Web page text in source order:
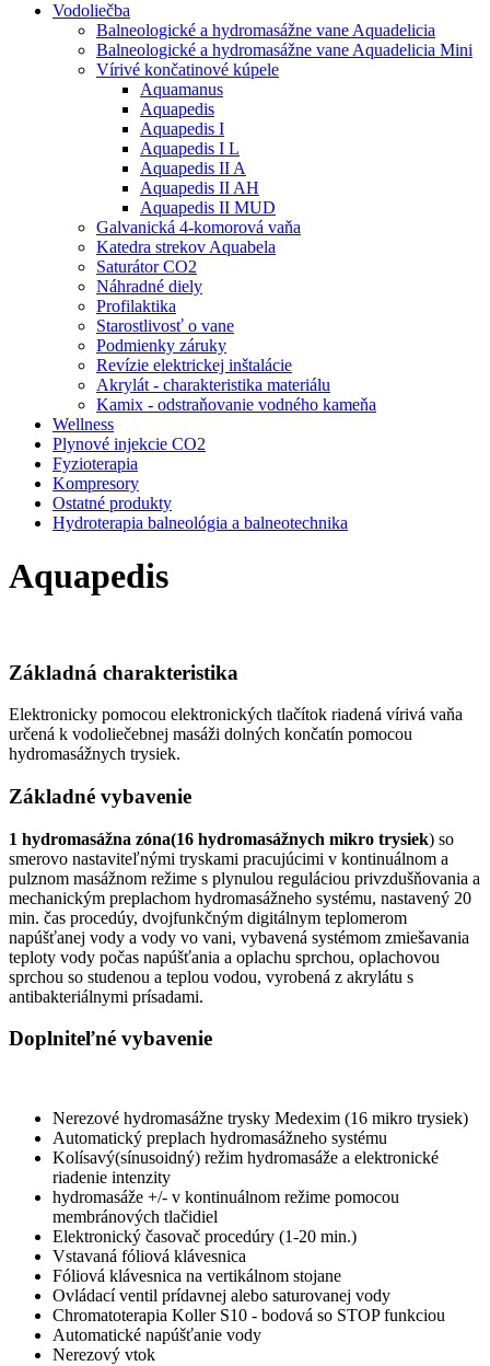
Vodoliečba
Balneologické a hydromasážne vane Aquadelicia
Balneologické a hydromasážne vane Aquadelicia Mini
Vírivé končatinové kúpele
Aquamanus
Aquapedis
Aquapedis I
Aquapedis I L
Aquapedis II A
Aquapedis II AH
Aquapedis II MUD
Galvanická 4-komorová vaňa
Katedra strekov Aquabela
Saturátor CO2
Náhradné diely
Profilaktika
Starostlivosť o vane
Podmienky záruky
Revízie elektrickej inštalácie
Akrylát - charakteristika materiálu
Kamix - odstraňovanie vodného kameňa
Wellness
Plynové injekcie CO2
Fyzioterapia
Kompresory
Ostatné produkty
Hydroterapia balneológia a balneotechnika
Aquapedis
Základná charakteristika
Elektronicky pomocou elektronických tlačítok riadená vírivá vaňa
určená k vodoliečebnej masáži dolných končatín pomocou
hydromasážnych trysiek.
Základné vybavenie
1 hydromasážna zóna(16 hydromasážnych mikro trysiek) so
smerovo nastaviteľnými tryskami pracujúcimi v kontinuálnom a
pulznom masážnom režime s plynulou reguláciou privzdušňovania a
mechanickým preplachom hydromasážneho systému, nastavený 20
min. čas procedúy, dvojfunkčným digitálnym teplomerom
napúšťanej vody a vody vo vani, vybavená systémom zmiešavania
teploty vody počas napúšťania a oplachu sprchou, oplachovou
sprchou so studenou a teplou vodou, vyrobená z akrylátu s
antibakteriálnymi prísadami.
Doplniteľné vybavenie
Nerezové hydromasážne trysky Medexim (16 mikro trysiek)
Automatický preplach hydromasážneho systému
Kolísavý(sínusoidný) režim hydromasáže a elektronické
riadenie intenzity
hydromasáže +/- v kontinuálnom režime pomocou
membránových tlačidiel
Elektronický časovač procedúry (1-20 min.)
Vstavaná fóliová klávesnica
Fóliová klávesnica na vertikálnom stojane
Ovládací ventil prídavnej alebo saturovanej vody
Chromatoterapia Koller S10 - bodová so STOP funkciou
Automatické napúšťanie vody
Nerezový vtok